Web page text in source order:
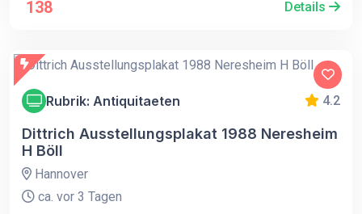
138 Details
Rubrik: Antiquitaeten 4.2
Dittrich Ausstellungsplakat 1988 Neresheim
H Böll
Hannover
ca. vor 3 Tagen